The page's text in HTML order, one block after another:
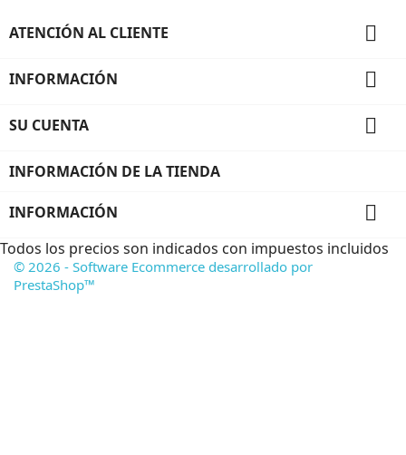
ATENCIÓN AL CLIENTE 
INFORMACIÓN 
SU CUENTA 
INFORMACIÓN DE LA TIENDA
INFORMACIÓN 
Todos los precios son indicados con impuestos incluidos
© 2026 - Software Ecommerce desarrollado por
PrestaShop™